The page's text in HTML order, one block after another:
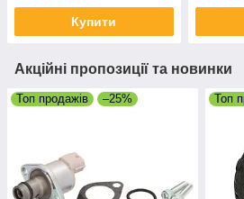
Купити
Акційні пропозиції та новинки
Топ продажів –25% Топ